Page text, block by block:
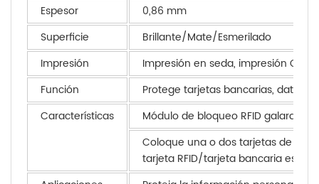
Espesor
0,86 mm
Superficie
Brillante/Mate/Esmerilado
Impresión
Impresión en seda, impresión
Función
Protege tarjetas bancarias, datos de
Características
Módulo de bloqueo RFID
Coloque una o dos tarjetas de
tarjeta RFID/tarjeta bancaria